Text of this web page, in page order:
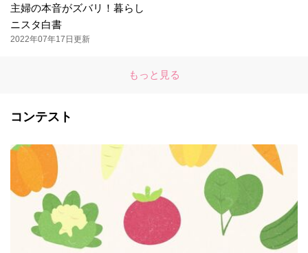
主婦の本音がズバリ！暮らし
ニスタ白書
2022年07年17日更新
もっと見る
コンテスト